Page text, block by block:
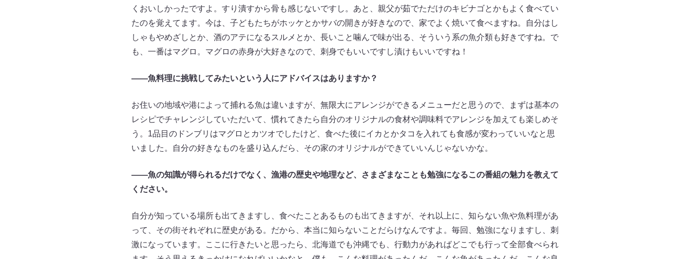
くおいしかったですよ。すり潰すから骨も感じないですし。あと、親父が茹でただけのキビナゴとかもよく食べてい
たのを覚えてます。今は、子どもたちがホッケとかサバの開きが好きなので、家でよく焼いて食べますね。自分はし
しゃもやめざしとか、酒のアテになるスルメとか、長いこと噛んで味が出る、そういう系の魚介類も好きですね。で
も、一番はマグロ。マグロの赤身が大好きなので、刺身でもいいですし漬けもいいですね！
――魚料理に挑戦してみたいという人にアドバイスはありますか？
お住いの地域や港によって捕れる魚は違いますが、無限大にアレンジができるメニューだと思うので、まずは基本の
レシピでチャレンジしていただいて、慣れてきたら自分のオリジナルの食材や調味料でアレンジを加えても楽しめそ
う。1品目のドンブリはマグロとカツオでしたけど、食べた後にイカとかタコを入れても食感が変わっていいなと思
いました。自分の好きなものを盛り込んだら、その家のオリジナルができていいんじゃないかな。
――魚の知識が得られるだけでなく、漁港の歴史や地理など、さまざまなことも勉強になるこの番組の魅力を教えて
ください。
自分が知っている場所も出てきますし、食べたことあるものも出てきますが、それ以上に、知らない魚や魚料理があ
って、その街それぞれに歴史がある。だから、本当に知らないことだらけなんですよ。毎回、勉強になりますし、刺
激になっています。ここに行きたいと思ったら、北海道でも沖縄でも、行動力があればどこでも行って全部食べられ